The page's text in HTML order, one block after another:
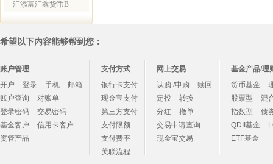
汇添富汇鑫货币B
希望以下内容能够帮到您：
账户管理
开户
登录 手机
邮箱
账户查询
对账单
登录密码
交易密码
基金客户
信用卡客户
资管产品
支付方式
银行卡支付
现金宝支付
第三方支付
支付限额
支付费率
关联流程
网上交易
认购 /申购
赎回
定投
转换
分红
撤单
交易申请查询
现金宝交易
基金产品/理
货币基金
股票型
混
指数型
债
QDII基金
ETF基金